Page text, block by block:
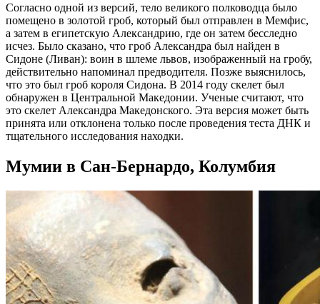
Согласно одной из версий, тело великого полководца было
помещено в золотой гроб, который был отправлен в Мемфис,
а затем в египетскую Александрию, где он затем бесследно
исчез. Было сказано, что гроб Александра был найден в
Сидоне (Ливан): воин в шлеме львов, изображенный на гробу,
действительно напоминал предводителя. Позже выяснилось,
что это был гроб короля Сидона. В 2014 году скелет был
обнаружен в Центральной Македонии. Ученые считают, что
это скелет Александра Македонского. Эта версия может быть
принята или отклонена только после проведения теста ДНК и
тщательного исследования находки.
Мумии в Сан-Бернардо, Колумбия